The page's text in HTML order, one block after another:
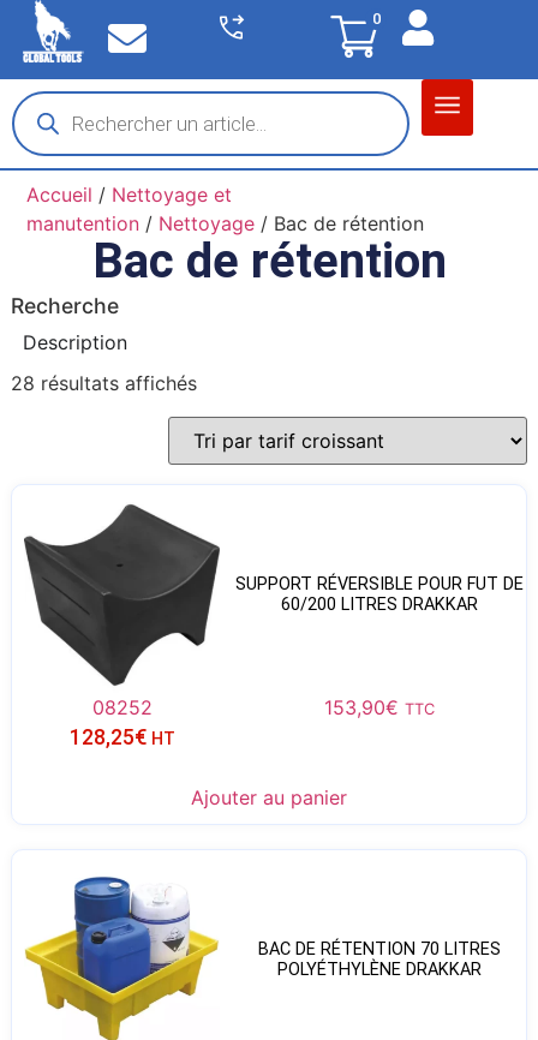
0
Accueil / Nettoyage et
manutention / Nettoyage / Bac de rétention
Bac de rétention
Recherche
Description
28 résultats affichés
SUPPORT RÉVERSIBLE POUR FUT DE
60/200 LITRES DRAKKAR
08252 153,90€ TTC
128,25€ HT
Ajouter au panier
BAC DE RÉTENTION 70 LITRES
POLYÉTHYLÈNE DRAKKAR